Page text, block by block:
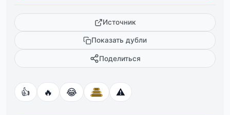
Источник
Показать дубли
Поделиться
👍 🔥 😂 ⚠️